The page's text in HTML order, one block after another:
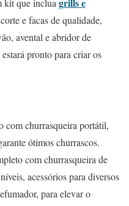
kit que inclua
e facas de qualidade,
avental e abridor de
pronto para criar os
com churrasqueira portátil,
ótimos churrascos.
com churrasqueira de
acessórios para diversos
para elevar o